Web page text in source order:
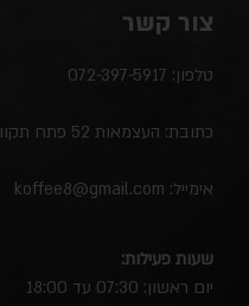
צור קשר
טלפון: 072-397-5917
כתובת: העצמאות 52 פתח תקווה
אימייל: koffee8@gmail.com
שעות פעילות:
יום ראשון: 07:30 עד 18:00